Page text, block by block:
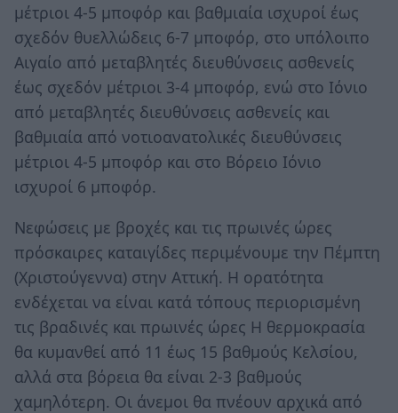
μέτριοι 4-5 μποφόρ και βαθμιαία ισχυροί έως
σχεδόν θυελλώδεις 6-7 μποφόρ, στο υπόλοιπο
Αιγαίο από μεταβλητές διευθύνσεις ασθενείς
έως σχεδόν μέτριοι 3-4 μποφόρ, ενώ στο Ιόνιο
από μεταβλητές διευθύνσεις ασθενείς και
βαθμιαία από νοτιοανατολικές διευθύνσεις
μέτριοι 4-5 μποφόρ και στο Βόρειο Ιόνιο
ισχυροί 6 μποφόρ.
Νεφώσεις με βροχές και τις πρωινές ώρες
πρόσκαιρες καταιγίδες περιμένουμε την Πέμπτη
(Χριστούγεννα) στην Αττική. Η ορατότητα
ενδέχεται να είναι κατά τόπους περιορισμένη
τις βραδινές και πρωινές ώρες Η θερμοκρασία
θα κυμανθεί από 11 έως 15 βαθμούς Κελσίου,
αλλά στα βόρεια θα είναι 2-3 βαθμούς
χαμηλότερη. Οι άνεμοι θα πνέουν αρχικά από